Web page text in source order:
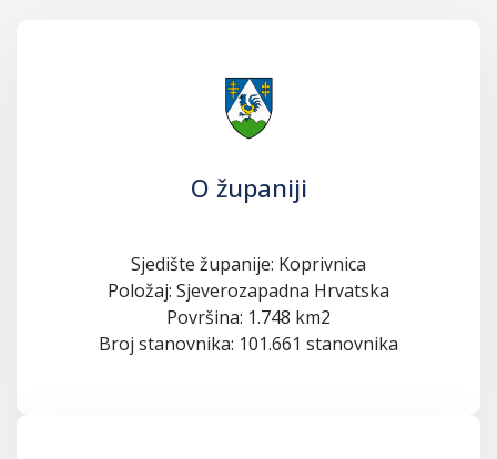
O županiji
Sjedište županije: Koprivnica
Položaj: Sjeverozapadna Hrvatska
Površina: 1.748 km2
Broj stanovnika: 101.661 stanovnika